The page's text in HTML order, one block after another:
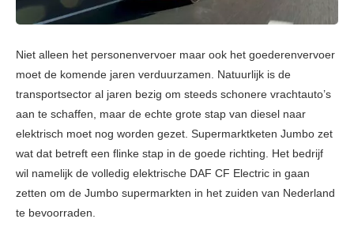
Niet alleen het personenvervoer maar ook het goederenvervoer
moet de komende jaren verduurzamen. Natuurlijk is de
transportsector al jaren bezig om steeds schonere vrachtauto’s
aan te schaffen, maar de echte grote stap van diesel naar
elektrisch moet nog worden gezet. Supermarktketen Jumbo zet
wat dat betreft een flinke stap in de goede richting. Het bedrijf
wil namelijk de volledig elektrische DAF CF Electric in gaan
zetten om de Jumbo supermarkten in het zuiden van Nederland
te bevoorraden.